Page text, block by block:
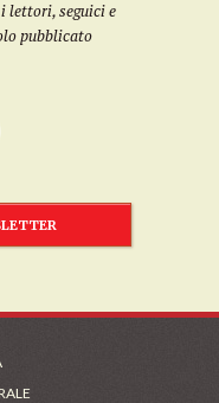
lettori, seguici e
pubblicato